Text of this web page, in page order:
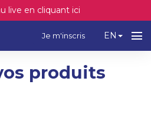
live en cliquant ici
Je m'inscris EN
produits